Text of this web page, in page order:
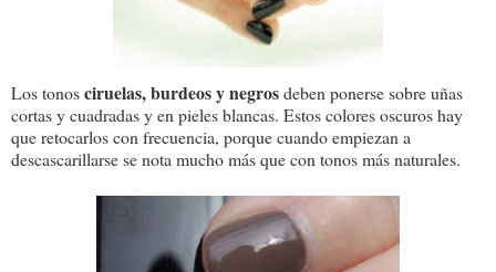
Los tonosciruelas, burdeos y negrosdeben ponerse sobre uñas
cortas y cuadradas y en pieles blancas. Estos colores oscuros hay
que retocarlos con frecuencia, porque cuando empiezan a
descascarillarse se nota mucho más que con tonos más naturales.